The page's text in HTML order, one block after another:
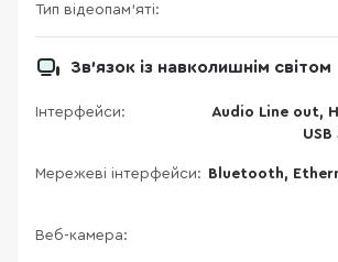
Тип відеопам’яті:
Зв’язок із навколишнім світом
Інтерфейси:
Audio Line out,
Мережеві інтерфейси: Bluetooth,
Веб-камера: